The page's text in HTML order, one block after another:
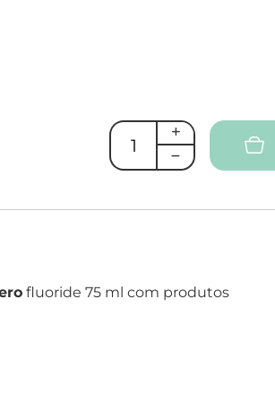
fluoride 75 ml com produtos